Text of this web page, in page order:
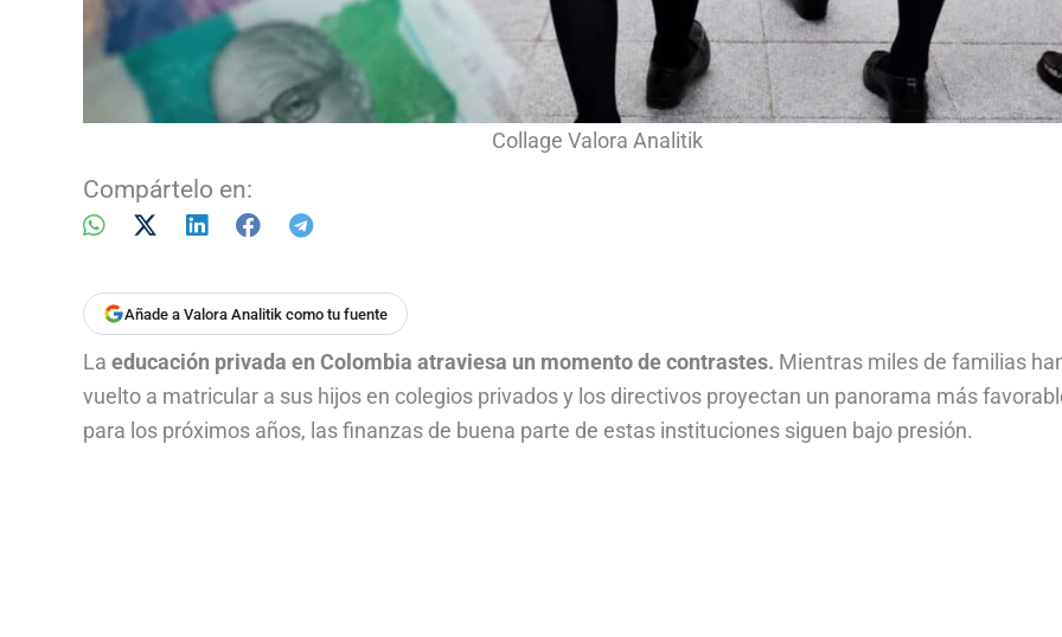
Collage Valora Analitik
Compártelo en:
Añade a Valora Analitik como tu fuente
La educación privada en Colombia atraviesa un momento de contrastes. Mientras miles de familias
vuelto a matricular a sus hijos en colegios privados y los directivos proyectan un panorama más
para los próximos años, las finanzas de buena parte de estas instituciones siguen bajo presión.